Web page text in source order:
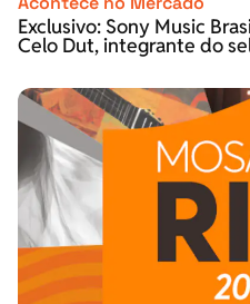
Exclusivo: Sony Music
Celo Dut, integrante do